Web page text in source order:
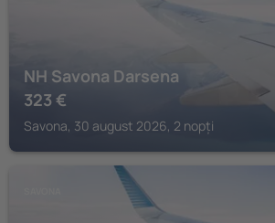
NH Savona Darsena
323 €
Savona, 30 august 2026, 2 nopți